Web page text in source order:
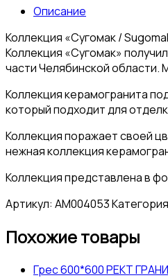
Описание
Коллекция «Сугомак /
Коллекция «Сугомак»
части Челябинской области.
Коллекция керамогранита
который подходит для
Коллекция поражает своей
нежная коллекция
Коллекция представлена в
Артикул: АМ004053
Похожие товары
Грес 600*600 РЕКТ